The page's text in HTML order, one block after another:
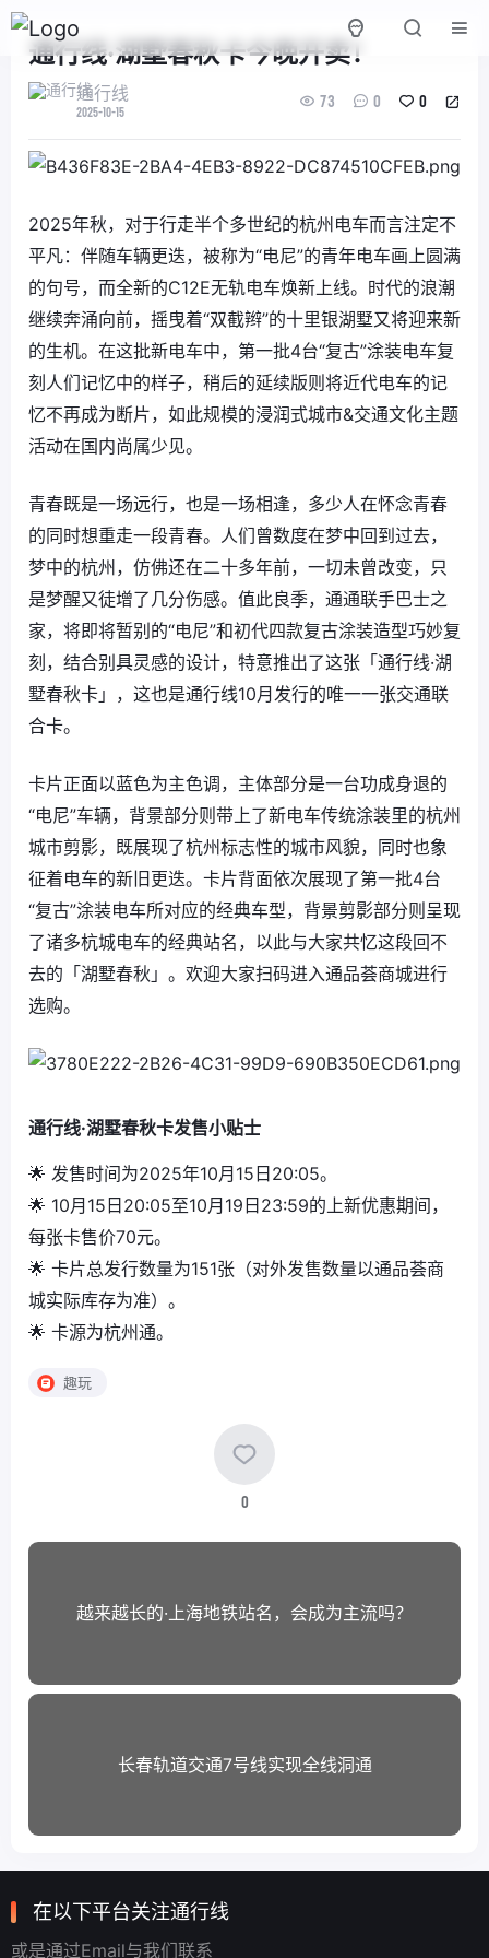
通行线·湖墅春秋卡今晚开卖！
通行线
2025-10-15
73 0 0
2025年秋，对于行走半个多世纪的杭州电车而言注定不
平凡：伴随车辆更迭，被称为“电尼”的青年电车画上圆满
的句号，而全新的C12E无轨电车焕新上线。时代的浪潮
继续奔涌向前，摇曳着“双截辫”的十里银湖墅又将迎来新
的生机。在这批新电车中，第一批4台“复古”涂装电车复
刻人们记忆中的样子，稍后的延续版则将近代电车的记
忆不再成为断片，如此规模的浸润式城市&交通文化主题
活动在国内尚属少见。
青春既是一场远行，也是一场相逢，多少人在怀念青春
的同时想重走一段青春。人们曾数度在梦中回到过去，
梦中的杭州，仿佛还在二十多年前，一切未曾改变，只
是梦醒又徒增了几分伤感。值此良季，通通联手巴士之
家，将即将暂别的“电尼”和初代四款复古涂装造型巧妙复
刻，结合别具灵感的设计，特意推出了这张「通行线·湖
墅春秋卡」，这也是通行线10月发行的唯一一张交通联
合卡。
卡片正面以蓝色为主色调，主体部分是一台功成身退的
“电尼”车辆，背景部分则带上了新电车传统涂装里的杭州
城市剪影，既展现了杭州标志性的城市风貌，同时也象
征着电车的新旧更迭。卡片背面依次展现了第一批4台
“复古”涂装电车所对应的经典车型，背景剪影部分则呈现
了诸多杭城电车的经典站名，以此与大家共忆这段回不
去的「湖墅春秋」。欢迎大家扫码进入通品荟商城进行
选购。
通行线·湖墅春秋卡发售小贴士
🌟 发售时间为2025年10月15日20:05。
🌟 10月15日20:05至10月19日23:59的上新优惠期间，
每张卡售价70元。
🌟 卡片总发行数量为151张（对外发售数量以通品荟商
城实际库存为准）。
🌟 卡源为杭州通。
趣玩
0
越来越长的·上海地铁站名，会成为主流吗？
长春轨道交通7号线实现全线洞通
在以下平台关注通行线
或是通过Email与我们联系